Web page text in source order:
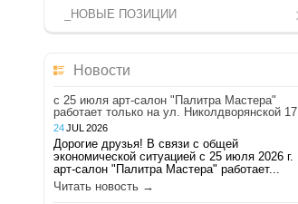
_НОВЫЕ ПОЗИЦИИ
Новости
с 25 июля арт-салон "Палитра Мастера"
работает только на ул. Николдворянской 17
24JUL 2026
Дорогие друзья! В связи с общей
экономической ситуацией с 25 июля 2026 г.
арт-салон "Палитра Мастера" работает...
Читать новость →